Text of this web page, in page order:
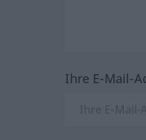
Ihre E-Mail-